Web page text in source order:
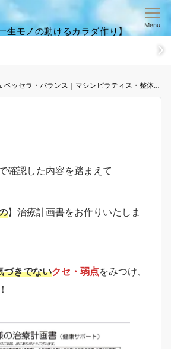
生モノの動けるカラダ作り】
Menu
ご来店からお帰りまでの
バランス｜マシンピラティス・整体│根本改善と体幹トレーニング
確認した内容を踏まえて
】治療計画書をお作りいたしま
づきでないクセ・弱点をみつけ、